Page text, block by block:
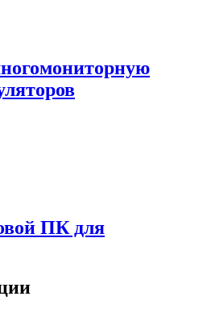
ПК для